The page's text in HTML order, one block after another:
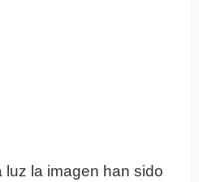
luz la imagen han sido